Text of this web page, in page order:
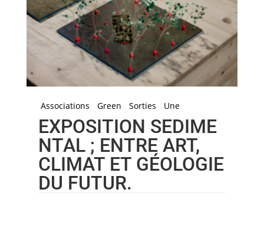
Associations Green Sorties Une
EXPOSITION SEDIME
NTAL ; ENTRE ART,
CLIMAT ET GÉOLOGIE
DU FUTUR.